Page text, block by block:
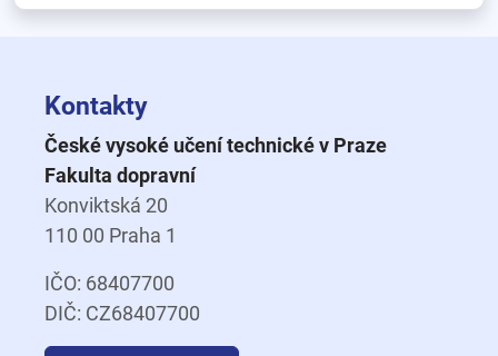
Kontakty
České vysoké učení technické v Praze
Fakulta dopravní
Konviktská 20
110 00 Praha 1
IČO: 68407700
DIČ: CZ68407700